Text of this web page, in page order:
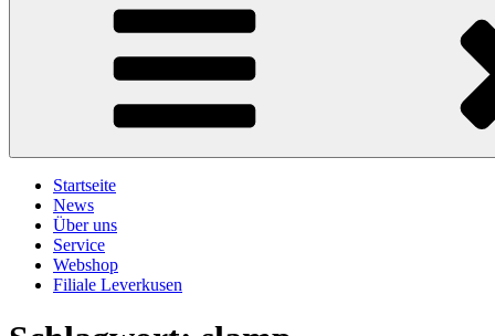
Startseite
News
Über uns
Service
Webshop
Filiale Leverkusen